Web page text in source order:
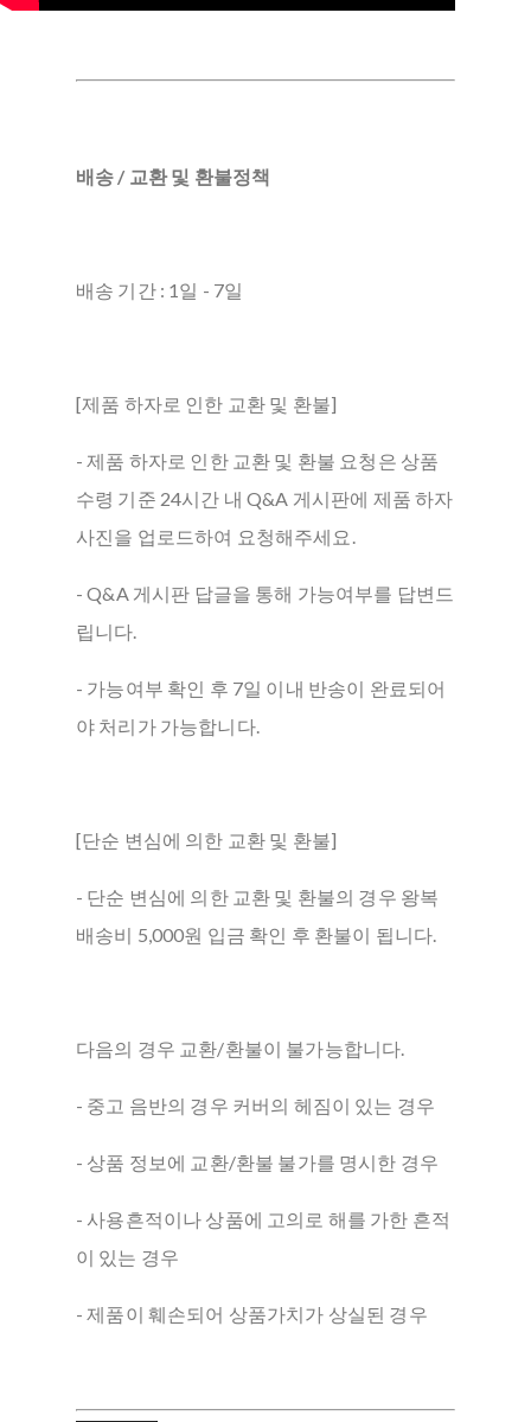
배송 / 교환 및 환불정책
배송 기간 : 1일 - 7일
[제품 하자로 인한 교환 및 환불]
- 제품 하자로 인한 교환 및 환불 요청은 상품
수령 기준 24시간 내 Q&A 게시판에 제품 하자
사진을 업로드하여 요청해주세요.
- Q&A 게시판 답글을 통해 가능여부를 답변드
립니다.
- 가능여부 확인 후 7일 이내 반송이 완료되어
야 처리가 가능합니다.
[단순 변심에 의한 교환 및 환불]
- 단순 변심에 의한 교환 및 환불의 경우 왕복
배송비 5,000원 입금 확인 후 환불이 됩니다.
다음의 경우 교환/환불이 불가능합니다.
- 중고 음반의 경우 커버의 헤짐이 있는 경우
- 상품 정보에 교환/환불 불가를 명시한 경우
- 사용흔적이나 상품에 고의로 해를 가한 흔적
이 있는 경우
- 제품이 훼손되어 상품가치가 상실된 경우